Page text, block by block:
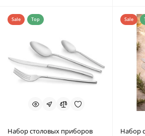
Sale Top
Набор столовых приборов
Sale
Набор